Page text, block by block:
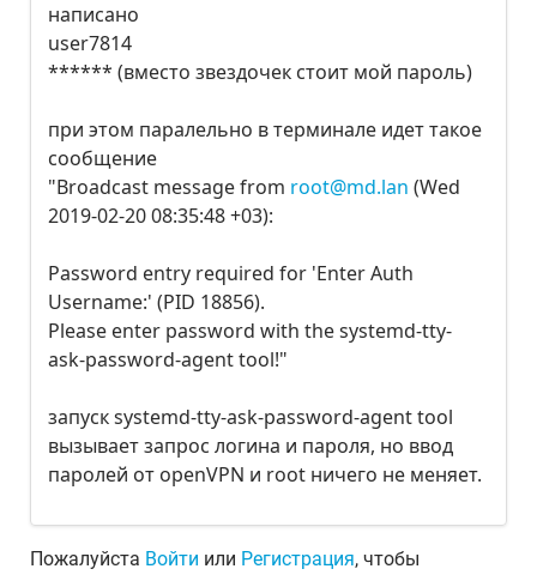
написано
user7814
****** (вместо звездочек стоит мой пароль)
при этом паралельно в терминале идет такое
сообщение
"Broadcast message from root@md.lan (Wed
2019-02-20 08:35:48 +03):
Password entry required for 'Enter Auth
Username:' (PID 18856).
Please enter password with the systemd-tty-
ask-password-agent tool!"
запуск systemd-tty-ask-password-agent tool
вызывает запрос логина и пароля, но ввод
паролей от openVPN и root ничего не меняет.
Пожалуйста Войти или Регистрация, чтобы